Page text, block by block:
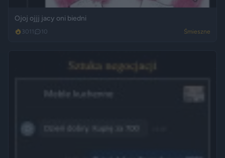
Ojoj ojjj jacy oni biedni
3011 10 Śmieszne